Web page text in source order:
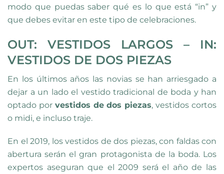
modo que puedas saber qué es lo que está “in” y
que debes evitar en este tipo de celebraciones.
OUT: VESTIDOS LARGOS – IN:
VESTIDOS DE DOS PIEZAS
En los últimos años las novias se han arriesgado a
dejar a un lado el vestido tradicional de boda y han
optado por vestidos de dos piezas, vestidos cortos
o midi, e incluso traje.
En el 2019, los vestidos de dos piezas, con faldas con
abertura serán el gran protagonista de la boda. Los
expertos aseguran que el 2009 será el año de las